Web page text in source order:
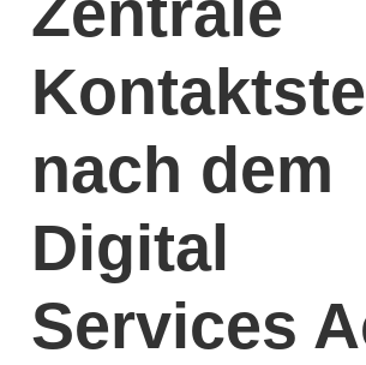
nach dem
Digital
Services